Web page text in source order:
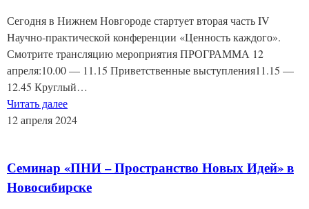
Сегодня в Нижнем Новгороде стартует вторая часть IV
Научно-практической конференции «Ценность каждого».
Смотрите трансляцию мероприятия ПРОГРАММА 12
апреля:10.00 — 11.15 Приветственные выступления11.15 —
12.45 Круглый…
Читать далее
12 апреля 2024
Семинар «ПНИ – Пространство Новых Идей» в
Новосибирске